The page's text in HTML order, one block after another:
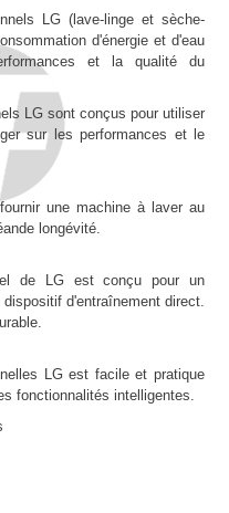
LG (lave-linge et sèche-
d'énergie et d'eau
et la qualité du
LG sont conçus pour utiliser
sur les performances et le
une machine à laver au
longévité.
de LG est conçu pour un
d'entraînement direct.
LG est facile et pratique
fonctionnalités intelligentes.